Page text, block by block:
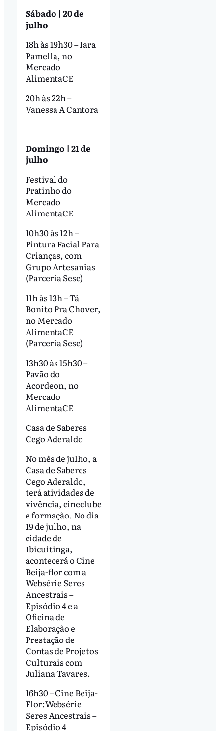
Sábado | 20 de
julho
18h às 19h30 – Iara
Pamella, no
Mercado
AlimentaCE
20h às 22h –
Vanessa A Cantora
Domingo | 21 de
julho
Festival do
Pratinho do
Mercado
AlimentaCE
10h30 às 12h –
Pintura Facial Para
Crianças, com
Grupo Artesanias
(Parceria Sesc)
11h às 13h – Tá
Bonito Pra Chover,
no Mercado
AlimentaCE
(Parceria Sesc)
13h30 às 15h30 –
Pavão do
Acordeon, no
Mercado
AlimentaCE
Casa de Saberes
Cego Aderaldo
No mês de julho, a
Casa de Saberes
Cego Aderaldo,
terá atividades de
vivência, cineclube
e formação. No dia
19 de julho, na
cidade de
Ibicuitinga,
acontecerá o Cine
Beija-flor com a
Websérie Seres
Ancestrais –
Episódio 4 e a
Oficina de
Elaboração e
Prestação de
Contas de Projetos
Culturais com
Juliana Tavares.
16h30 – Cine Beija-
Flor:Websérie
Seres Ancestrais –
Episódio 4